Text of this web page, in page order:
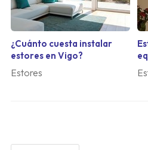
¿Cuánto cuesta instalar
estores en Vigo?
Estores